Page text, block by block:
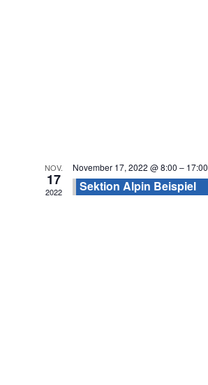
NOV.
17
2022
November 17, 2022 @ 8:00 – 17:00
Sektion Alpin Beispiel